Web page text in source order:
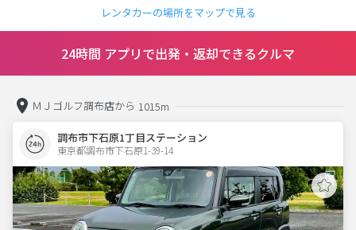
レンタカーの場所をマップで見る
24時間 アプリで出発・返却できるクルマ
ＭＪゴルフ調布店から 1015m
調布市下石原1丁目ステーション
東京都調布市下石原1-39-14